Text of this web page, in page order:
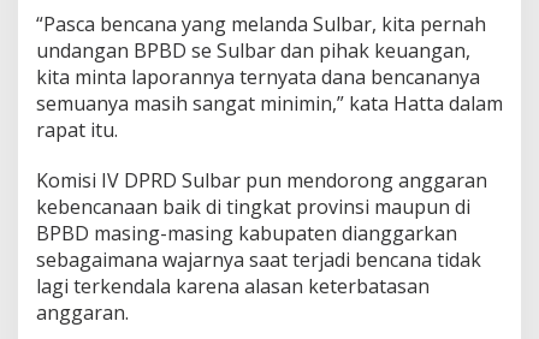
r
s
a
m
a
B
D
d
a
n
D
“Pasca bencana yang melanda Sulbar, kita pernah
undangan BPBD se Sulbar dan pihak keuangan,
kita minta laporannya ternyata dana bencananya
semuanya masih sangat minimin,” kata Hatta dalam
rapat itu.
Komisi IV DPRD Sulbar pun mendorong anggaran
kebencanaan baik di tingkat provinsi maupun di
BPBD masing-masing kabupaten dianggarkan
sebagaimana wajarnya saat terjadi bencana tidak
lagi terkendala karena alasan keterbatasan
anggaran.